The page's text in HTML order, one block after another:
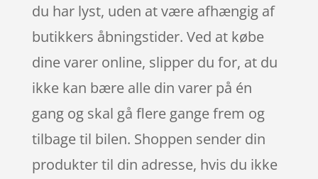
du har lyst, uden at være afhængig af
butikkers åbningstider. Ved at købe
dine varer online, slipper du for, at du
ikke kan bære alle din varer på én
gang og skal gå flere gange frem og
tilbage til bilen. Shoppen sender din
produkter til din adresse, hvis du ikke